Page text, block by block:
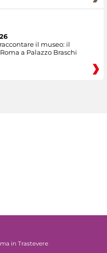
il museo: il
a Palazzo Braschi
in Trastevere